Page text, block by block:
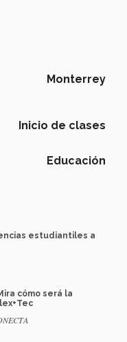
Monterrey
Inicio de clases
Educación
estudiantiles a
cómo será la